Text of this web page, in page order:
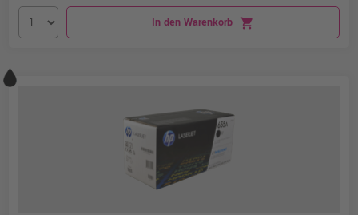
In den Warenkorb shopping_cart